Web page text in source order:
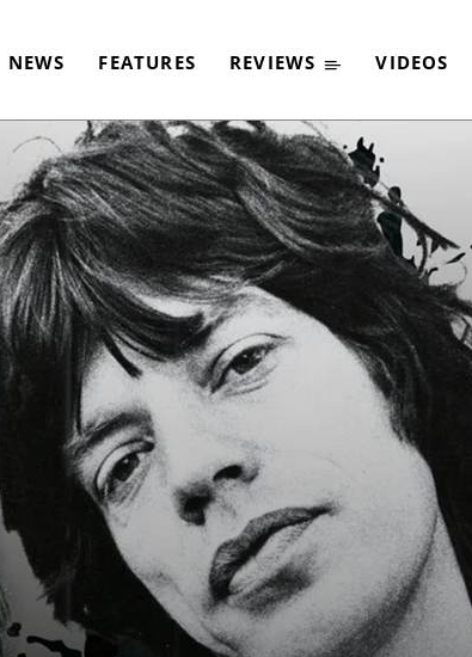
NEWS FEATURES REVIEWS VIDEOS